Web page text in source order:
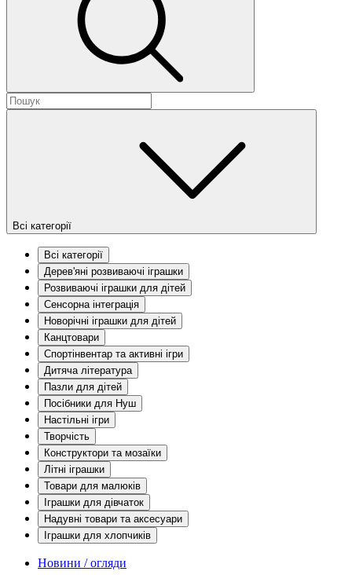
Всі категорії
Всі категорії
Дерев'яні розвиваючі іграшки
Розвиваючі іграшки для дітей
Сенсорна інтеграція
Новорічні іграшки для дітей
Канцтовари
Спортінвентар та активні ігри
Дитяча література
Пазли для дітей
Посібники для Нуш
Настільні ігри
Творчість
Конструктори та мозаїки
Літні іграшки
Товари для малюків
Іграшки для дівчаток
Надувні товари та аксесуари
Іграшки для хлопчиків
Новини / огляди